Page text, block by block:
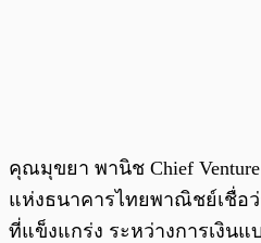
คุณมุขยา พานิช Chief Venture
แห่งธนาคารไทยพาณิชย์เชื่อ
ที่แข็งแกร่ง ระหว่างการเงิน